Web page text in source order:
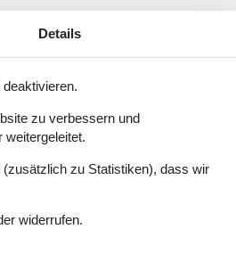
luxus ferienhaus im thüringer wald
ferienwohnung mit pool im thüringer
Details
zu verbessern und
weitergeleitet.
zu Statistiken), dass wir
widerrufen.